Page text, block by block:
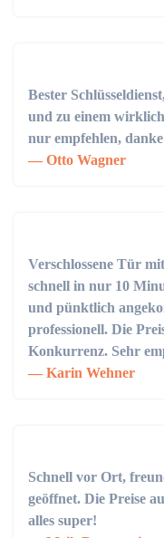
Bester
und zu einem
nur empfehlen,
Otto Wagner
Verschlossene Tür
schnell in nur 10
und pünktlich
professionell. Die
Konkurrenz. Sehr
Karin Wehner
Schnell vor Ort,
geöffnet. Die Preise
alles super!